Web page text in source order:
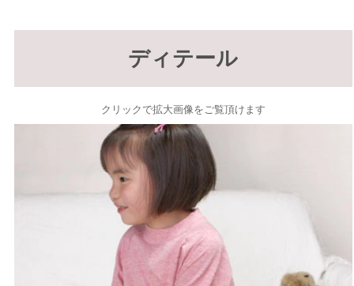
ディテール
クリックで拡大画像をご覧頂けます